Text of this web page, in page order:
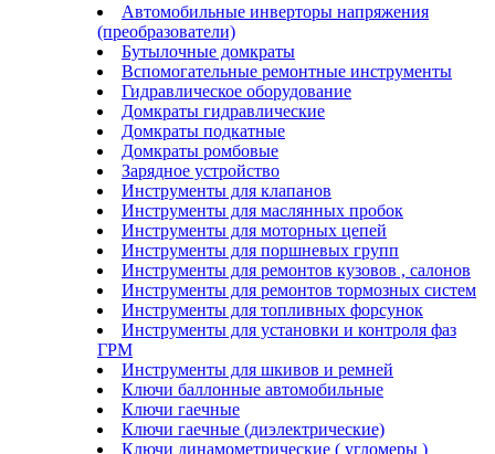
Автомобильные инверторы напряжения
(преобразователи)
Бутылочные домкраты
Вспомогательные ремонтные инструменты
Гидравлическое оборудование
Домкраты гидравлические
Домкраты подкатные
Домкраты ромбовые
Зарядное устройство
Инструменты для клапанов
Инструменты для маслянных пробок
Инструменты для моторных цепей
Инструменты для поршневых групп
Инструменты для ремонтов кузовов , салонов
Инструменты для ремонтов тормозных систем
Инструменты для топливных форсунок
Инструменты для установки и контроля фаз
ГРМ
Инструменты для шкивов и ремней
Ключи баллонные автомобильные
Ключи гаечные
Ключи гаечные (диэлектрические)
Ключи динамометрические ( угломеры )